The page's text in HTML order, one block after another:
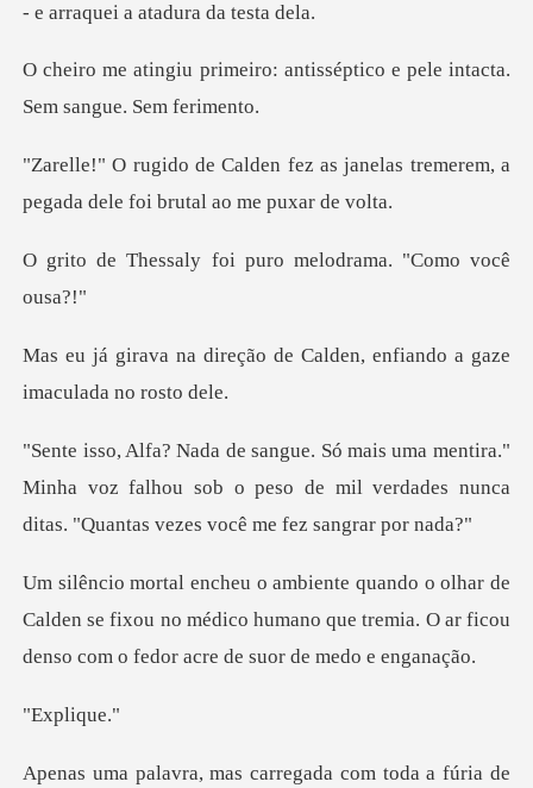
a atadura d
: antisséptico e pele intact
as janelas tremerem, a
pegada de
foi puro melodrama
o de Calden, enfiando a ga
a."
Minha voz falhou sob o peso de mil verdades nunca
Calden se fixou no médico humano que tremia. O ar fic
pli